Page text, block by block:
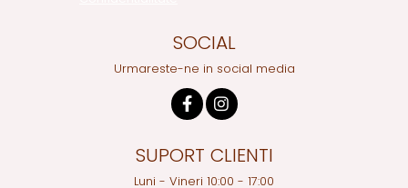
SOCIAL
Urmareste-ne in social media
SUPORT CLIENTI
Luni - Vineri 10:00 - 17:00